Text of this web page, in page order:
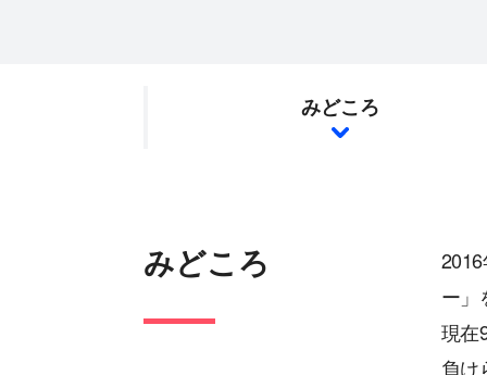
みどころ
みどころ
ー」
現在
負け